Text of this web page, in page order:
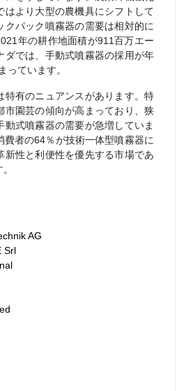
はより大型の農機具にシフトして
クパック噴霧器の需要は相対的に
年の耕作地面積が911百万エー
ダでは、手動式噴霧器の採用が年
っています。
特有のニュアンスがあります。特
市園芸の傾向が高まっており、狭
動式噴霧器の需要が急増していま
費者の64％が技術一体型噴霧器に
新性と利便性を優先する市場であ
AG
Srl